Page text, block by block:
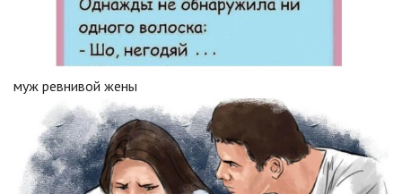
муж ревнивой жены